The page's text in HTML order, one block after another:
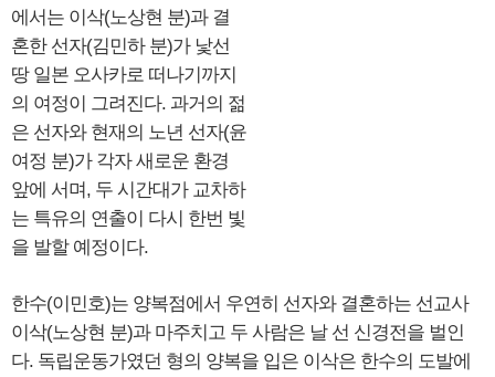
에서는 이삭(노상현 분)과 결
혼한 선자(김민하 분)가 낯선
땅 일본 오사카로 떠나기까지
의 여정이 그려진다. 과거의 젊
은 선자와 현재의 노년 선자(윤
여정 분)가 각자 새로운 환경
앞에 서며, 두 시간대가 교차하
는 특유의 연출이 다시 한번 빛
을 발할 예정이다.
한수(이민호)는 양복점에서 우연히 선자와 결혼하는 선교사
이삭(노상현 분)과 마주치고 두 사람은 날 선 신경전을 벌인
다. 독립운동가였던 형의 양복을 입은 이삭은 한수의 도발에